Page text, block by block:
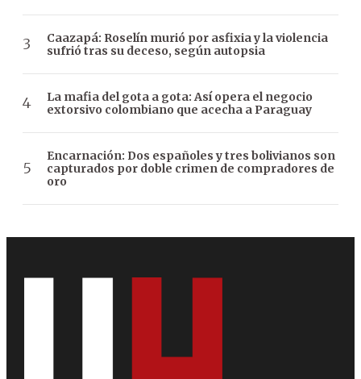
Caazapá: Roselín murió por asfixia y la violencia
sufrió tras su deceso, según autopsia
La mafia del gota a gota: Así opera el negocio
extorsivo colombiano que acecha a Paraguay
Encarnación: Dos españoles y tres bolivianos son
capturados por doble crimen de compradores de
oro